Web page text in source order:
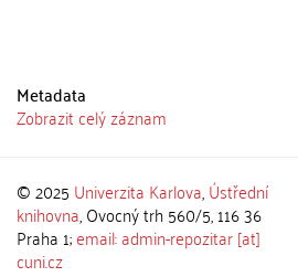
Metadata
Zobrazit celý záznam
© 2025 Univerzita Karlova,Ústřední
knihovna, Ovocný trh 560/5, 116 36
Praha 1;email: admin-repozitar [at]
cuni.cz